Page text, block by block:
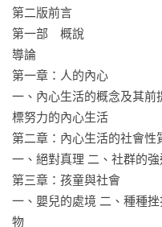
曾文志 國立清華大學教育心
蘇益賢 臨床心理師
「理解人性」是阿德勒大師
美善與邪惡面向，強調人是
心，除了內在的心理動力外
或團體中都非常重要。這是
也是心理諮商／家族治療的
——林蕙瑛 東吳大學心理系
這本書是阿德勒大師教導大
第二版前言
第一部　概說
導論
第一章：人的內心
一、內心生活的概念及其前
標努力的內心生活
第二章：內心生活的社會性
一、絕對真理 二、社群的
第三章：孩童與社會
一、嬰兒的處境 二、種種
物